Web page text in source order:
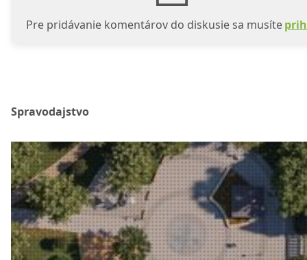
Pre pridávanie komentárov do diskusie sa musíte
Spravodajstvo